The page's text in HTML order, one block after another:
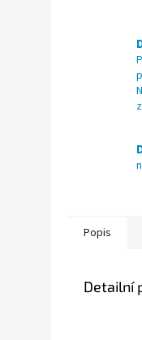
Popis
Detailní